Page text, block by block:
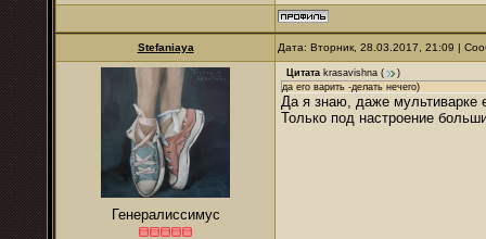
Stefaniaya Дата: Вторник, 28.03.2017, 21:09 |
Генералиссимус
Цитата krasavishna (
)
да его варить -делать нечего)
Да я знаю, даже мультиварке
Только под настроение